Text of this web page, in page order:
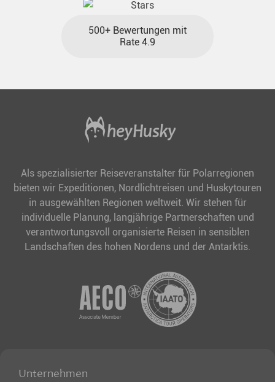
500+ Bewertungen mit
Rate 4.9
Als spezialisierter Reiseveranstalter für Polarregionen
bieten wir Expeditionen, Nordlichtreisen und Huskytouren
in ausgewählten Regionen weltweit. Wir stehen für
individuelle Planung, langjährige Partnerschaften und
verantwortungsvoll organisierte Reisen in sensiblen
Landschaften des hohen Nordens und der Antarktis.
Unternehmen